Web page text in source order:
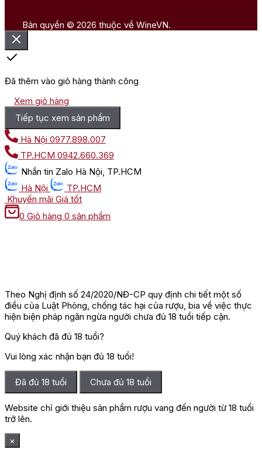
Bản quyền © 2026 thuộc về WineVN.
Đã thêm vào giỏ hàng thành công
Xem giỏ hàng
Tiếp tục xem sản phẩm
Hà Nội 0977.898.007
TP.HCM 0942.660.369
Nhắn tin Zalo Hà Nội, TP.HCM
Hà Nội
TP.HCM
Khuyến mãi Giá tốt
0 Giỏ hàng 0 sản phẩm
Theo Nghị định số 24/2020/NĐ-CP quy định chi tiết một số
điều của Luật Phòng, chống tác hại của rượu, bia về việc thực
hiện biện pháp ngăn ngừa người chưa đủ 18 tuổi tiếp cận.
Quý khách đã đủ 18 tuổi?
Vui lòng xác nhận bạn đủ 18 tuổi!
Đã đủ 18 tuổi Chưa đủ 18 tuổi
Website chỉ giới thiệu sản phẩm rượu vang đến người từ 18 tuổi
trở lên.
×